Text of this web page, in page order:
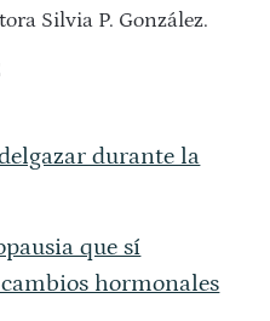
Silvia P. González.
durante la
que sí
hormonales